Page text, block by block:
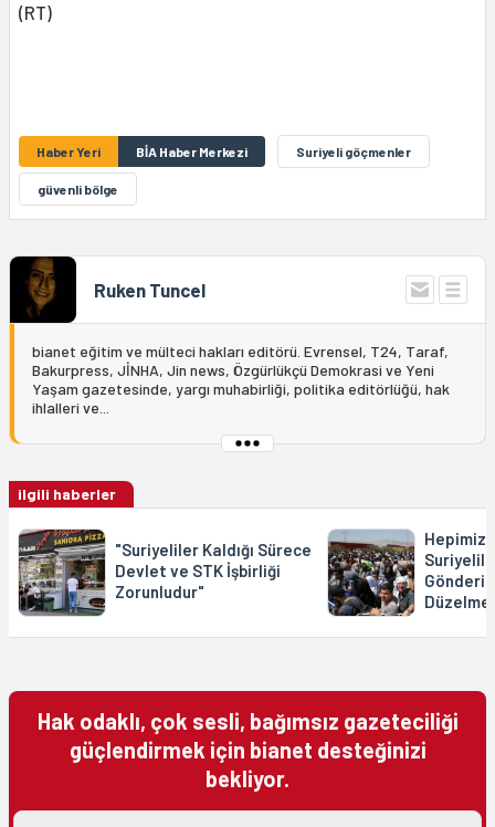
(RT)
Haber Yeri BİA Haber Merkezi Suriyeli göçmenler
güvenli bölge
Ruken Tuncel
bianet eğitim ve mülteci hakları editörü. Evrensel, T24, Taraf,
Bakurpress, JİNHA, Jin news, Özgürlükçü Demokrasi ve Yeni
Yaşam gazetesinde, yargı muhabirliği, politika editörlüğü, hak
ihlalleri ve...
ilgili haberler
"Suriyeliler Kaldığı Sürece
Devlet ve STK İşbirliği
Zorunludur"
Hepimiz
Hak odaklı, çok sesli, bağımsız gazeteciliği
güçlendirmek için bianet desteğinizi
bekliyor.